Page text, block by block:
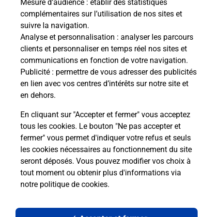
Mesure d’audience : établir des statistiques
complémentaires sur l’utilisation de nos sites et
suivre la navigation.
Analyse et personnalisation : analyser les parcours
clients et personnaliser en temps réel nos sites et
communications en fonction de votre navigation.
Publicité : permettre de vous adresser des publicités
en lien avec vos centres d’intérêts sur notre site et
en dehors.
En cliquant sur "Accepter et fermer" vous acceptez
tous les cookies. Le bouton "Ne pas accepter et
fermer" vous permet d'indiquer votre refus et seuls
les cookies nécessaires au fonctionnement du site
seront déposés. Vous pouvez modifier vos choix à
tout moment ou obtenir plus d'informations via
notre politique de cookies.
Boîte aux lettres La Poste
Prochaine collecte du courriersamedi à 08h00
1 Rue Du Pont
45490 Sceaux Du Gatinais
Le lien s'ouvre dans un nouvel onglet
Localiser Liste Boîtes aux lettres Loiret Sceaux Du Gatinais